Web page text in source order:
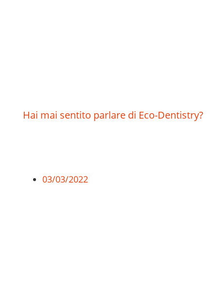
Hai mai sentito parlare di Eco-Dentistry?
03/03/2022